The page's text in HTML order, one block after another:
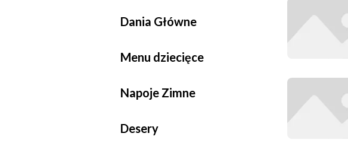
Dania Główne
Menu dziecięce
Napoje Zimne
Desery